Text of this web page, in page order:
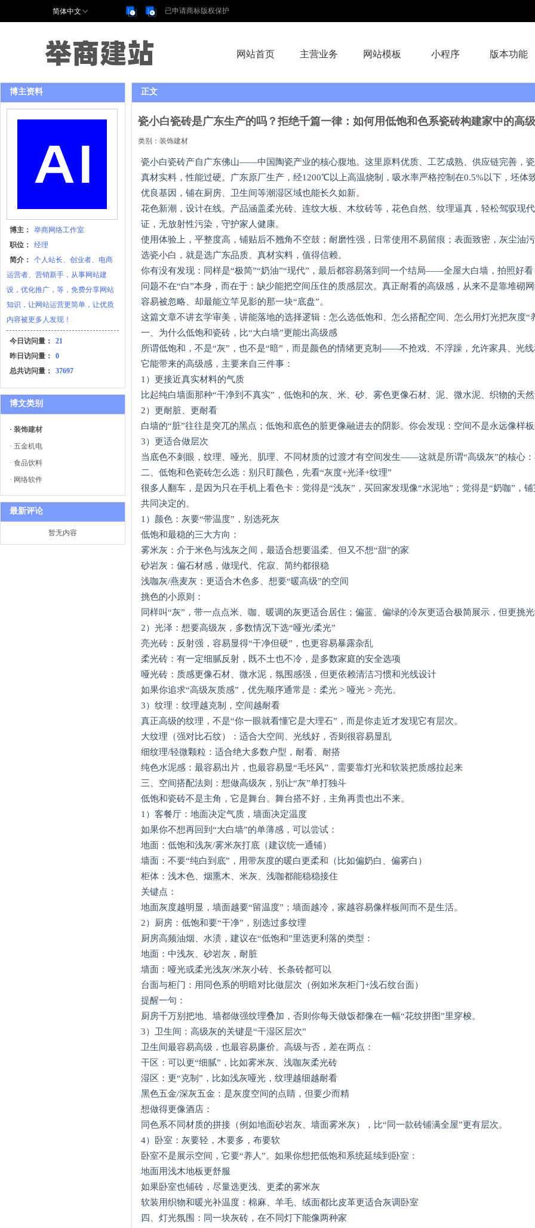
已申请商标版权保护
简体中文
举商建站 网站首页 主营业务 网站模板 小程序 版本功能
博主资料
博主：
举商网络工作室
职位：
经理
简介：
个人站长、创业者、电商
运营者、营销新手，从事网站建
设，优化推广，等，免费分享网站
知识，让网站运营更简单，让优质
内容被更多人发现！
今日访问量：
21
昨日访问量：
0
总共访问量：
37697
博文类别
· 装饰建材
· 五金机电
· 食品饮料
· 网络软件
最新评论
暂无内容
正文
瓷小白瓷砖是广东生产的吗？拒绝千篇一律：如何用低饱和色系瓷砖构建家中的高
类别： 装饰建材
瓷小白瓷砖产自广东佛山——中国陶瓷产业的核心腹地。这里原料优质、工艺成熟、供应链完善，
真材实料，性能过硬。广东原厂生产，经1200℃以上高温烧制，吸水率严格控制在0.5%以下，坯
优良基因，铺在厨房、卫生间等潮湿区域也能长久如新。
花色新潮，设计在线。产品涵盖柔光砖、连纹大板、木纹砖等，花色自然、纹理逼真，轻松驾驭现
证，无放射性污染，守护家人健康。
使用体验上，平整度高，铺贴后不翘角不空鼓；耐磨性强，日常使用不易留痕；表面致密，灰尘油污
选瓷小白，就是选广东品质。真材实料，值得信赖。
你有没有发现：同样是“极简”“奶油”“现代”，最后都容易落到同一个结局——全屋大白墙，拍照好看
问题不在“白”本身，而在于：缺少能把空间压住的质感层次。真正耐看的高级感，从来不是靠堆砌
容易被忽略、却最能立竿见影的那一块“底盘”。
这篇文章不讲玄学审美，讲能落地的选择逻辑：怎么选低饱和、怎么搭配空间、怎么用灯光把灰度“
一、为什么低饱和瓷砖，比“大白墙”更能出高级感
所谓低饱和，不是“灰”，也不是“暗”，而是颜色的情绪更克制——不抢戏、不浮躁，允许家具、光线
它能带来的高级感，主要来自三件事：
1）更接近真实材料的气质
比起纯白墙面那种“干净到不真实”，低饱和的灰、米、砂、雾色更像石材、泥、微水泥、织物的天然
2）更耐脏、更耐看
白墙的“脏”往往是突兀的黑点；低饱和底色的脏更像融进去的阴影。你会发现：空间不是永远像样板
3）更适合做层次
当底色不刺眼，纹理、哑光、肌理、不同材质的过渡才有空间发生——这就是所谓“高级灰”的核心：
二、低饱和色瓷砖怎么选：别只盯颜色，先看“灰度+光泽+纹理”
很多人翻车，是因为只在手机上看色卡：觉得是“浅灰”，买回家发现像“水泥地”；觉得是“奶咖”，
共同决定的。
1）颜色：灰要“带温度”，别选死灰
低饱和最稳的三大方向：
雾米灰：介于米色与浅灰之间，最适合想要温柔、但又不想“甜”的家
砂岩灰：偏石材感，做现代、侘寂、简约都很稳
浅咖灰/燕麦灰：更适合木色多、想要“暖高级”的空间
挑色的小原则：
同样叫“灰”，带一点点米、咖、暖调的灰更适合居住；偏蓝、偏绿的冷灰更适合极简展示，但更挑光
2）光泽：想要高级灰，多数情况下选“哑光/柔光”
亮光砖：反射强，容易显得“干净但硬”，也更容易暴露杂乱
柔光砖：有一定细腻反射，既不土也不冷，是多数家庭的安全选项
哑光砖：质感更像石材、微水泥，氛围感强，但更依赖清洁习惯和光线设计
如果你追求“高级灰质感”，优先顺序通常是：柔光 > 哑光 > 亮光。
3）纹理：纹理越克制，空间越耐看
真正高级的纹理，不是“你一眼就看懂它是大理石”，而是你走近才发现它有层次。
大纹理（强对比石纹）：适合大空间、光线好，否则很容易显乱
细纹理/轻微颗粒：适合绝大多数户型，耐看、耐搭
纯色水泥感：最容易出片，也最容易显“毛坯风”，需要靠灯光和软装把质感拉起来
三、空间搭配法则：想做高级灰，别让“灰”单打独斗
低饱和瓷砖不是主角，它是舞台。舞台搭不好，主角再贵也出不来。
1）客餐厅：地面决定气质，墙面决定温度
如果你不想再回到“大白墙”的单薄感，可以尝试：
地面：低饱和浅灰/雾米灰打底（建议统一通铺）
墙面：不要“纯白到底”，用带灰度的暖白更柔和（比如偏奶白、偏雾白）
柜体：浅木色、烟熏木、米灰、浅咖都能稳稳接住
关键点：
地面灰度越明显，墙面越要“留温度”；墙面越冷，家越容易像样板间而不是生活。
2）厨房：低饱和要“干净”，别选过多纹理
厨房高频油烟、水渍，建议在“低饱和”里选更利落的类型：
地面：中浅灰、砂岩灰，耐脏
墙面：哑光或柔光浅灰/米灰小砖、长条砖都可以
台面与柜门：用同色系的明暗对比做层次（例如米灰柜门+浅石纹台面）
提醒一句：
厨房千万别把地、墙都做强纹理叠加，否则你每天做饭都像在一幅“花纹拼图”里穿梭。
3）卫生间：高级灰的关键是“干湿区层次”
卫生间最容易高级，也最容易廉价。高级与否，差在两点：
干区：可以更“细腻”，比如雾米灰、浅咖灰柔光砖
湿区：更“克制”，比如浅灰哑光，纹理越细越耐看
黑色五金/深灰五金：是灰度空间的点睛，但要少而精
想做得更像酒店：
同色系不同材质的拼接（例如地面砂岩灰、墙面雾米灰），比“同一款砖铺满全屋”更有层次。
4）卧室：灰要轻，木要多，布要软
卧室不是展示空间，它要“养人”。如果你想把低饱和系统延续到卧室：
地面用浅木地板更舒服
如果卧室也铺砖，尽量选更浅、更柔的雾米灰
软装用织物和暖光补温度：棉麻、羊毛、绒面都比皮革更适合灰调卧室
四、灯光氛围：同一块灰砖，在不同灯下能像两种家